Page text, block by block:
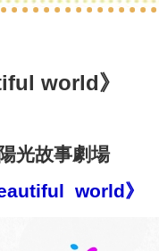
world》
陽光故事劇場
world》